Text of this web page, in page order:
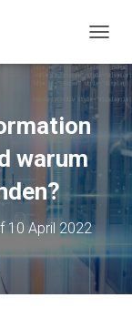
warum
10 April 2022